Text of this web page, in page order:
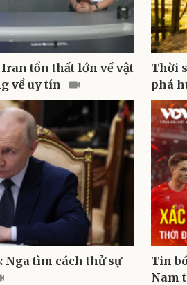
Iran tổn thất lớn về vật
về uy tín
Thời
phá
Nga tìm cách thử sự
Tin
Nam